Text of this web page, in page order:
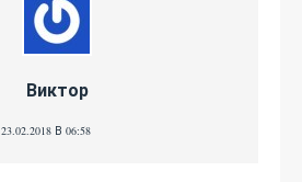
Виктор
23.02.2018 В 06:58